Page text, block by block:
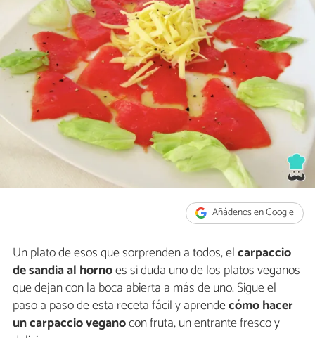
Añádenos en Google
Un plato de esos que sorprenden a todos, elcarpaccio
de sandia al hornoes si duda uno de los platos veganos
que dejan con la boca abierta a más de uno. Sigue el
paso a paso de esta receta fácil y aprendecómo hacer
un carpaccio veganocon fruta, un entrante fresco y